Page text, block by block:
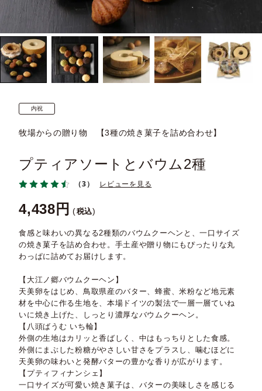
内祝
牧場からの贈り物 【3種の焼き菓子を詰め合わせ】
プティアソートとバウム2種
（3） レビューを見る
4,438 税込
食感と味わいの異なる2種類のバウムクーヘンと、一口サイズ
の焼き菓子を詰め合わせ。手土産や贈り物にもぴったりな丸
わっぱに詰めてお届けします。
【大江ノ郷バウムクーヘン】
天美卵をはじめ、鳥取県産のバター、蜂蜜、米粉など地元素
材を中心に作る生地を、本場ドイツの製法で一層一層ていね
いに焼き上げた、しっとり濃厚なバウムクーヘン。
【八頭ばうむ いち輪】
外側の生地はカリッと香ばしく、中はもっちりとした食感。
外側にまぶした粉糖がやさしい甘さをプラスし、噛むほどに
天美卵の味わいと発酵バターの豊かな香りが広がります。
【プティフィナンシェ】
一口サイズが可愛い焼き菓子は、バターの美味しさを感じる